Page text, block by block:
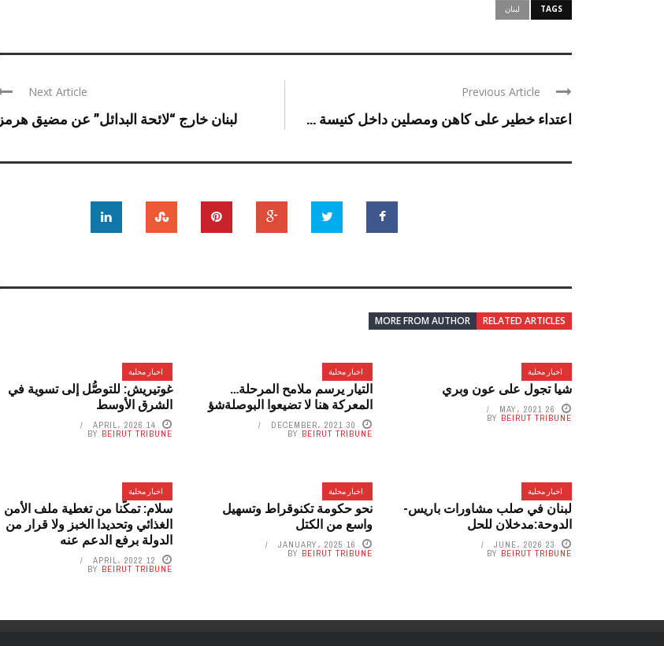
TAGS لبنان
Previous Article
اعتداء خطير على كاهن ومصلين داخل كنيسة ...
Next Article
لبنان خارج “لائحة البدائل” عن مضيق هرمز
RELATED ARTICLES
MORE FROM AUTHOR
اخبار محلية
شيا تجول على عون وبري
26 MAY، 2021
BY BEIRUT TRIBUNE
اخبار محلية
التيار يرسم ملامح المرحلة…
المعركة هنا لا تضيعوا البوصلةشؤ
30 DECEMBER، 2021
BY BEIRUT TRIBUNE
اخبار محلية
غوتيريش: للتوصُّل إلى تسوية في
الشرق الأوسط
14 APRIL، 2026
BY BEIRUT TRIBUNE
اخبار محلية
لبنان في صلب مشاورات باريس-
الدوحة:مدخلان للحل
23 JUNE، 2026
BY BEIRUT TRIBUNE
اخبار محلية
نحو حكومة تكنوقراط وتسهيل
واسع من الكتل
16 JANUARY، 2025
BY BEIRUT TRIBUNE
اخبار محلية
سلام: تمكّنا من تغطية ملف الأمن
الغذائي وتحديدا الخبز ولا قرار من
الدولة برفع الدعم عنه
12 APRIL، 2022
BY BEIRUT TRIBUNE